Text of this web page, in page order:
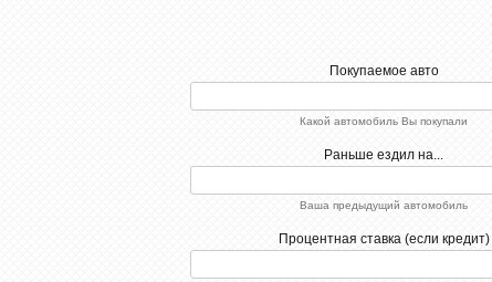
Покупаемое авто
Какой автомобиль Вы покупали
Раньше ездил на...
Ваша предыдущий автомобиль
Процентная ставка (если кредит)